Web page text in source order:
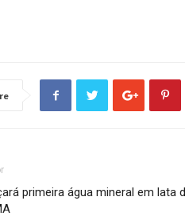
primeira água mineral em lata